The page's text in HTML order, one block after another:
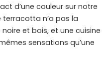
d’une couleur sur notre
terracotta n’a pas la
et bois, et une cuisine
sensations qu’une